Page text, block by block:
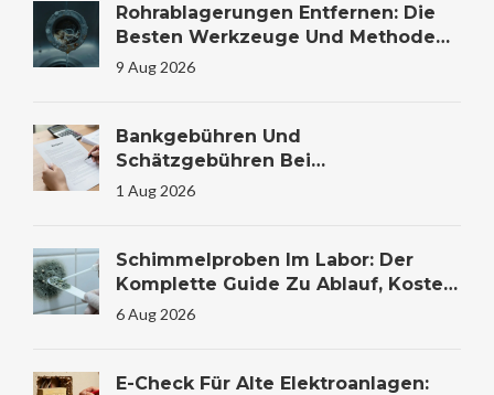
Rohrablagerungen Entfernen: Die
Besten Werkzeuge Und Methoden
Für Saubere Leitungen
9 Aug 2026
Bankgebühren Und
Schätzgebühren Bei
Immobilienfinanzierung: Kosten
1 Aug 2026
Schimmelproben Im Labor: Der
Komplette Guide Zu Ablauf, Kosten
Und Auswertung
6 Aug 2026
E-Check Für Alte Elektroanlagen: